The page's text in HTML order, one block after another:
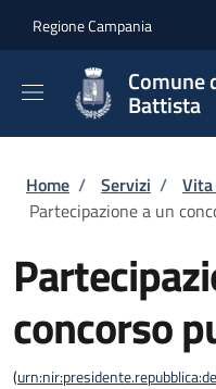
Regione Campania
Comune
Battista
Briciole di
Home / Servizi /
Partecipazione a un
concorso
(